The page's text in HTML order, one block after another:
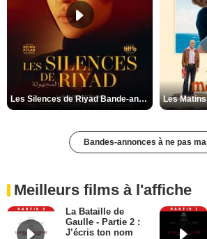
Les Silences de Riyad Bande-annonce VO STFR
Bandes-annonces à ne pas
Meilleurs films à l'affiche
La Bataille de
Gaulle - Partie 2 :
J’écris ton nom